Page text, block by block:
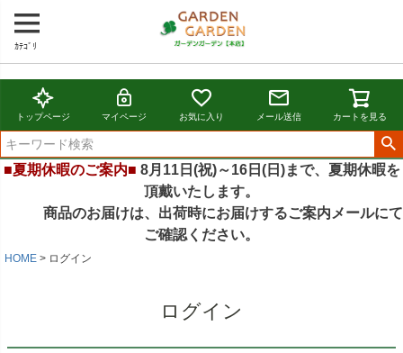
ｶﾃｺﾞﾘ
トップページ マイページ お気に入り メール送信 カートを見る
■夏期休暇のご案内■ 8月11日(祝)～16日(日)まで、夏期休暇を
頂戴いたします。
商品のお届けは、出荷時にお届けするご案内メールにて
ご確認ください。
HOME ログイン
ログイン